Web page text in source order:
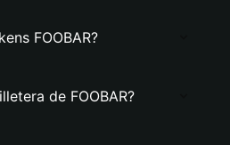
FOOBAR?
de FOOBAR?